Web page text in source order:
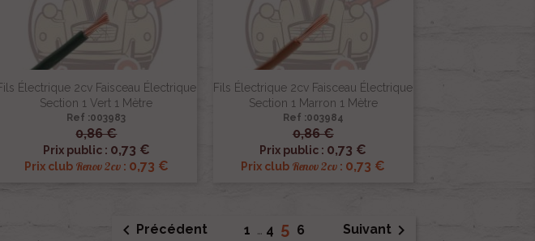
Électrique 2cv Faisceau Électrique
Section 1 Vert 1 Mètre
Ref :003983
0,86 €
Prix public : 0,73 €
Prix club Renov 2cv: 0,73 €
 Aperçu rapide
Fils Électrique 2cv Faisceau Électrique
Section 1 Marron 1 Mètre
Ref :003984
0,86 €
Prix public : 0,73 €
Prix club Renov 2cv : 0,73 €
 Aperçu rapide
 Précédent 1 … 4 5 6 Suivant